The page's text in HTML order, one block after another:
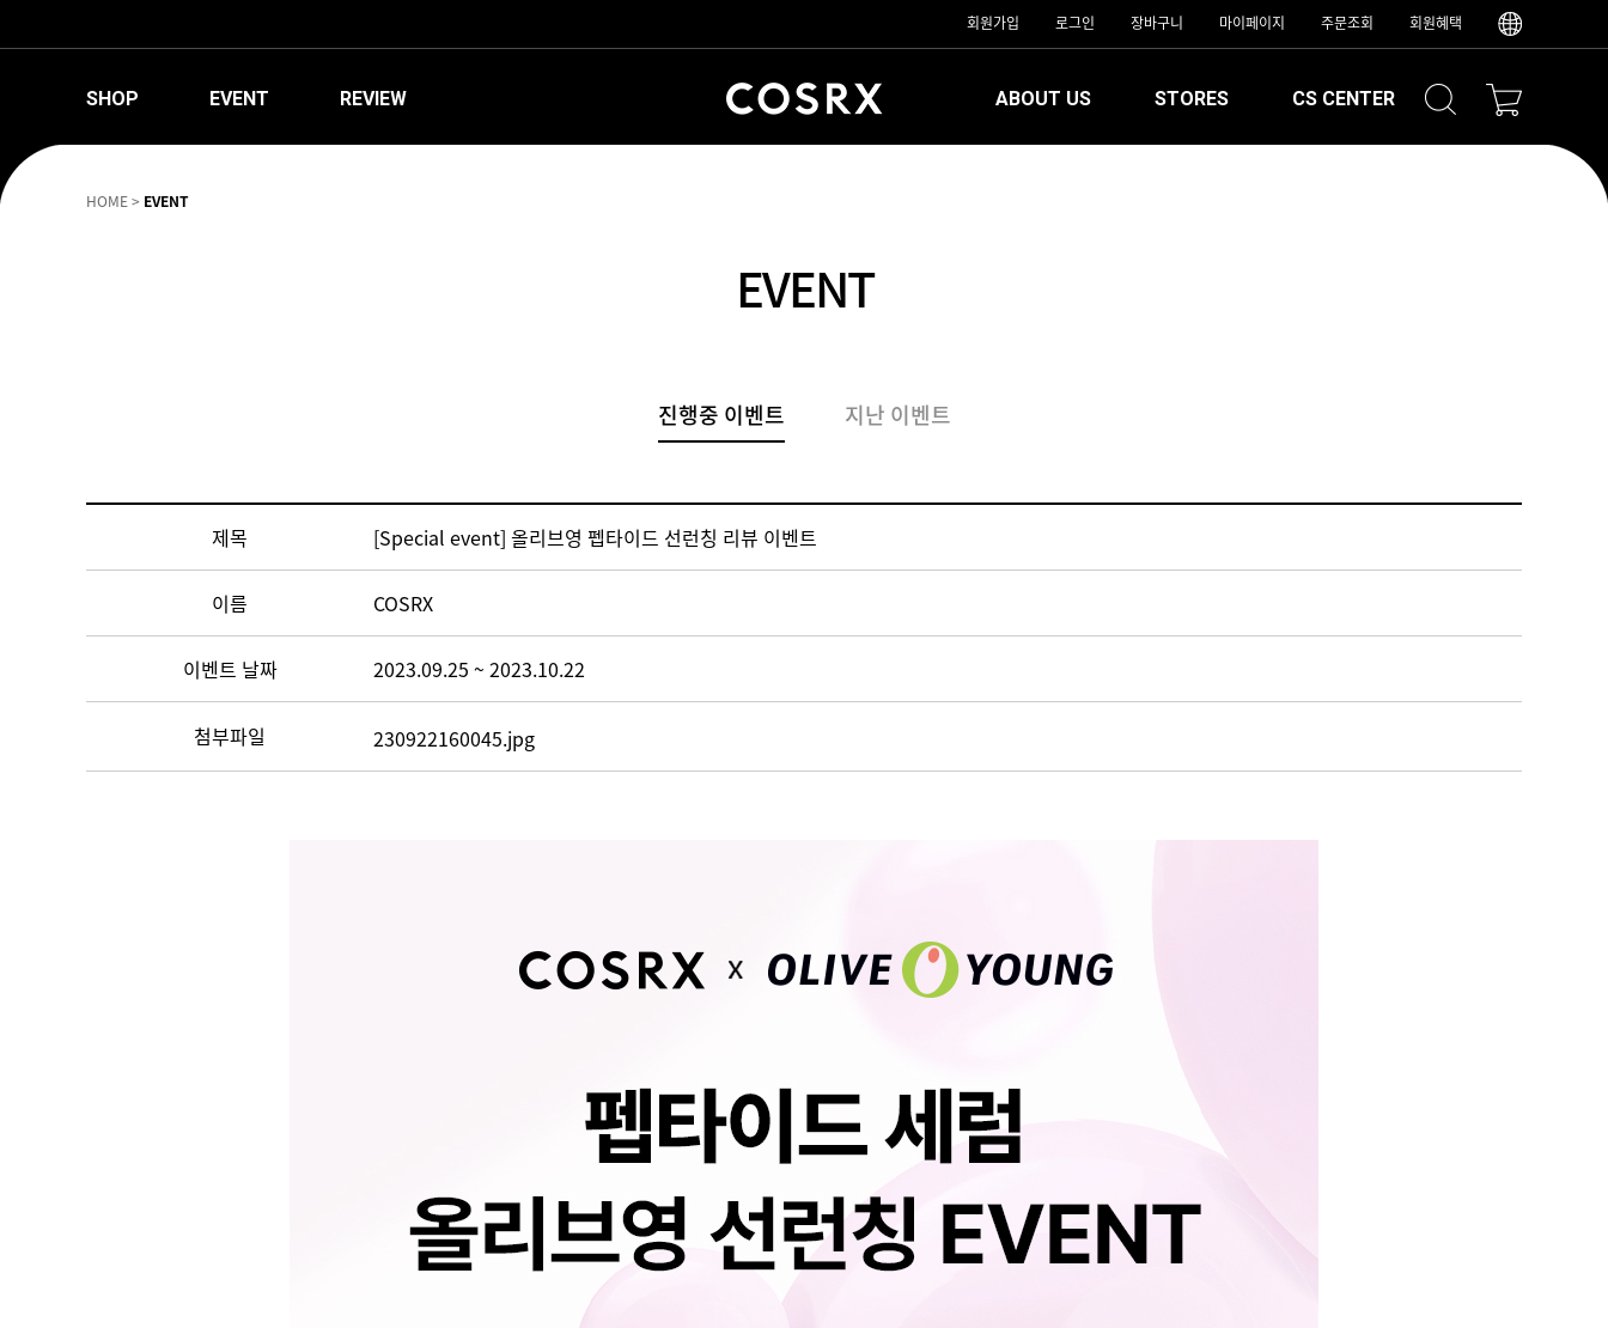
회원가입 로그인 장바구니 마이페이지 주문조회 회원혜택
SHOP EVENT REVIEW ABOUT US STORES CS CENTER
HOME> EVENT
EVENT
진행중 이벤트 지난 이벤트
제목 [Special event] 올리브영 펩타이드 선런칭 리뷰 이벤트
이름 COSRX
이벤트 날짜 2023.09.25 ~ 2023.10.22
첨부파일 230922160045.jpg